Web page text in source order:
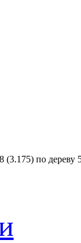
(3.175) по дереву